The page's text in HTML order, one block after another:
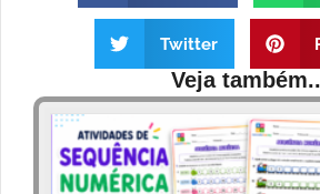
Twitter
Veja